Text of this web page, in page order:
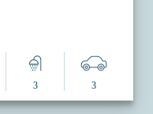
3 3